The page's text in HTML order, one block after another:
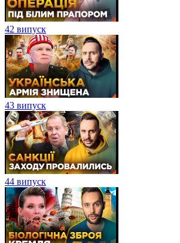
42 випуск
43 випуск
44 випуск